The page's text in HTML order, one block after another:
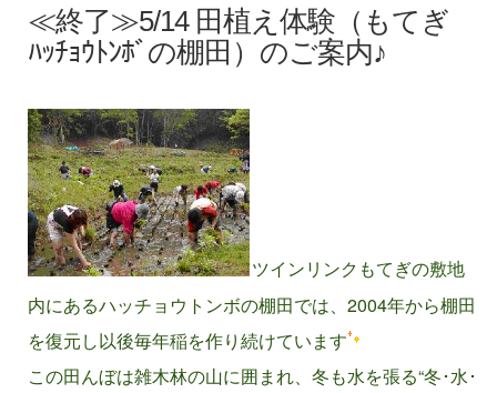
≪終了≫5/14 田植え体験（もてぎ
ﾊｯﾁｮｳﾄﾝﾎﾞの棚田）のご案内♪
ツインリンクもてぎの敷地
内にあるハッチョウトンボの棚田では、2004年から棚田
を復元し以後毎年稲を作り続けています
この田んぼは雑木林の山に囲まれ、冬も水を張る“冬･水･